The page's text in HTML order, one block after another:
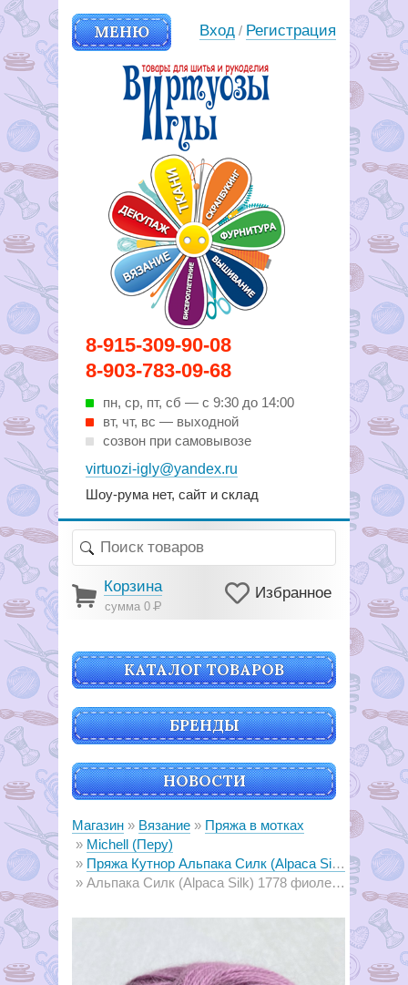
8-915-309-90-08
8-903-783-09-68
пн, ср, пт, cб — с 9:30 до 14:00
вт, чт, вс — выходной
созвон при самовывозе
virtuozi-igly@yandex.ru
Шоу-рума нет, сайт и склад
МЕНЮ
Вирутозы иглы. Товары для
шитья и рукоделья
Вход / Регистрация
Корзина
сумма 0Р
Избранное
КАТАЛОГ ТОВАРОВ
БРЕНДЫ
НОВОСТИ
Магазин Вязание
Пряжа в мотках
Michell (Перу)
Пряжа Кутнор Альпака Силк (Alpaca Silk)
Альпака Силк (Alpaca Silk) 1778 фиолетовая пастель